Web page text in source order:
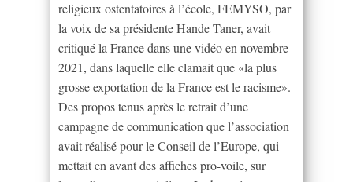
religieux ostentatoires à l’école, FEMYSO, par
la voix de sa présidente Hande Taner, avait
critiqué la France dans une vidéo en novembre
2021, dans laquelle elle clamait que «la plus
grosse exportation de la France est le racisme».
Des propos tenus après le retrait d’une
campagne de communication que l’association
avait réalisé pour le Conseil de l’Europe, qui
mettait en avant des affiches pro-voile, sur